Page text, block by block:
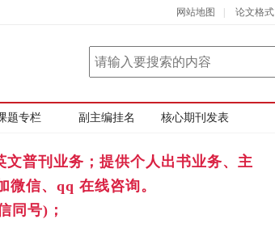
网站地图 论文格式
题专栏 副主编挂名 核心期刊发表
普刊业务；提供个人出书业务、主
信、qq 在线咨询。
同号)；